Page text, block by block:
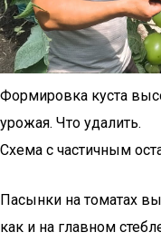
Формировка куста
урожая. Что удалить.
Схема с частичным
Пасынки на томатах
как и на главном